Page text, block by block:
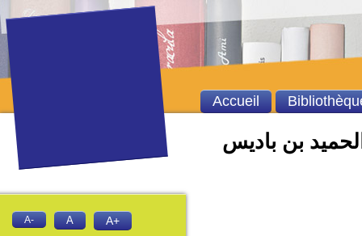
بن باديس
Accueil
A- A A+